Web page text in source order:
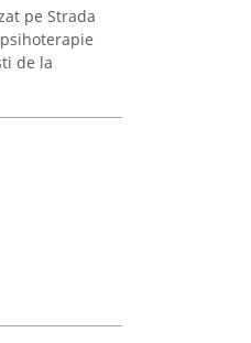
pe Strada
de la